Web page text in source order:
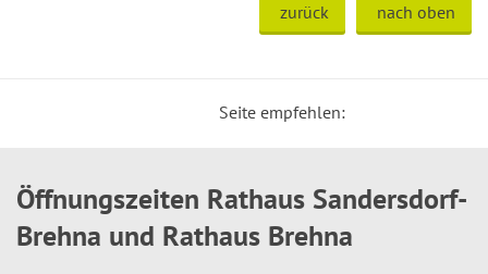
zurück nach oben
Seite empfehlen:
Öffnungszeiten Rathaus Sandersdorf-
Brehna und Rathaus Brehna